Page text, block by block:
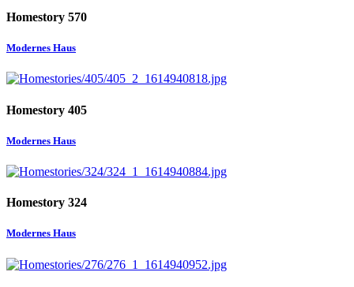
Homestory 570
Modernes Haus
Homestory 405
Modernes Haus
Homestory 324
Modernes Haus